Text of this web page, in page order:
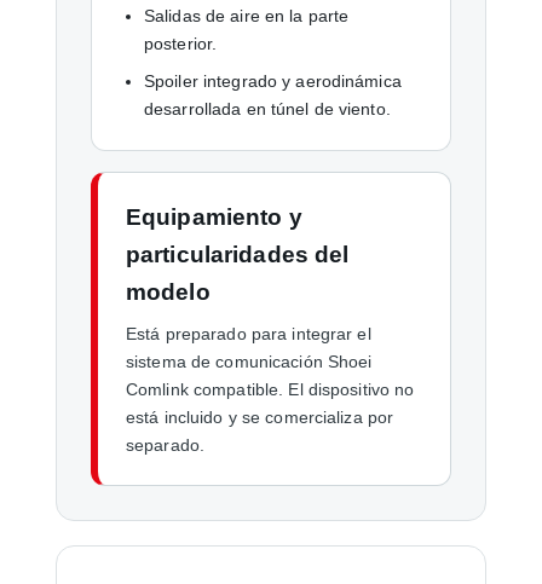
Salidas de aire en la parte
posterior.
Spoiler integrado y aerodinámica
desarrollada en túnel de viento.
Equipamiento y
particularidades del
modelo
Está preparado para integrar el
sistema de comunicación Shoei
Comlink compatible. El dispositivo no
está incluido y se comercializa por
separado.